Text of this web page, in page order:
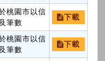
桃園市以信
筆數
下載
桃園市以信
筆數
下載